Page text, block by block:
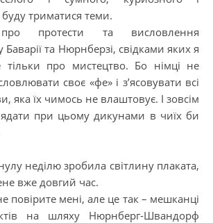
триматися теми.
протести та висловлення
та Нюрнберзі, свідками яких я
тільки про мистецтво. Бо німці не
своє «фе» і з’ясовувати всі
яка їх чимось не влаштовує. І зовсім
при цьому дикунами в чиїх би
неділю зробила світлину плаката,
вже довгий час.
повірите мені, але це так – мешканці
на шляху Нюрнберг-Швандорф